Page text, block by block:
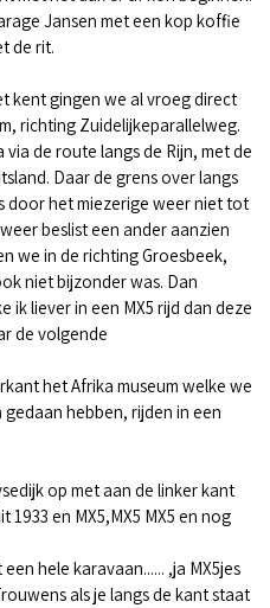
Jansen met een kop koffie
de rit.
kent gingen we al vroeg direct
richting Zuidelijkeparallelweg.
de route langs de Rijn, met de
Daar de grens over langs
door het miezerige weer niet tot
beslist een ander aanzien
we in de richting Groesbeek,
niet bijzonder was. Dan
liever in een MX5 rijd dan deze
de volgende
het Afrika museum welke we
hebben, rijden in een
op met aan de linker kant
en MX5,MX5 MX5 en nog
hele karavaan...... ,ja MX5jes
als je langs de kant staat